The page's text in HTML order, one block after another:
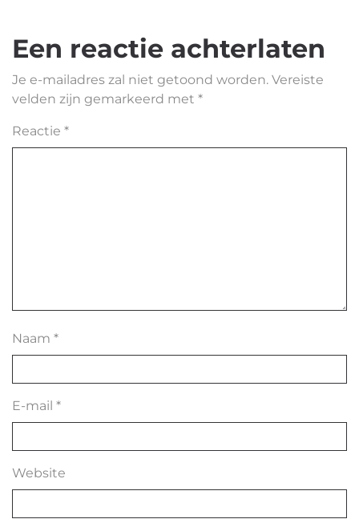
Een reactie achterlaten
Je e-mailadres zal niet getoond worden. Vereiste
velden zijn gemarkeerd met *
Reactie *
Naam *
E-mail *
Website